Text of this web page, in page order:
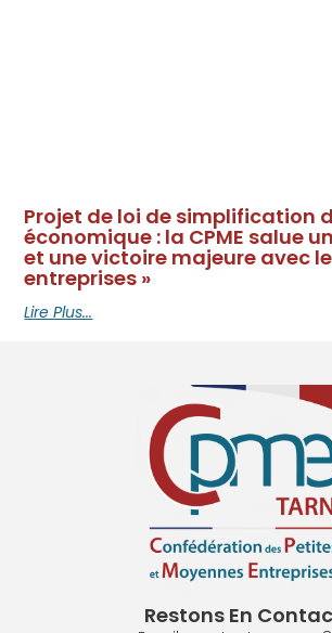
Projet de loi de simplification
économique : la CPME salue
et une victoire majeure avec le
entreprises »
Lire Plus...
Restons En